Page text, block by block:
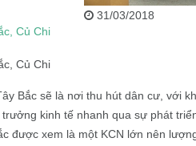
31/03/2018
Củ Chi
Củ Chi
Bắc sẽ là nơi thu hút dân cư, với
kinh tế nhanh qua sự phát
được xem là một KCN lớn nên